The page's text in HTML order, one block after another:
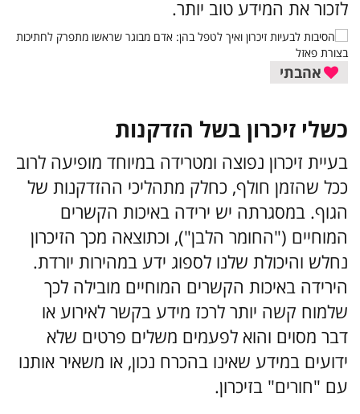
לזכור את המידע טוב יותר.
אהבתי
כשלי זיכרון בשל הזדקנות
בעיית זיכרון נפוצה ומטרידה במיוחד מופיעה לרוב
ככל שהזמן חולף, כחלק מתהליכי ההזדקנות של
הגוף. במסגרתה יש ירידה באיכות הקשרים
המוחיים ("החומר הלבן"), וכתוצאה מכך הזיכרון
נחלש והיכולת שלנו לספוג ידע במהירות יורדת.
הירידה באיכות הקשרים המוחיים מובילה לכך
שלמוח קשה יותר לרכז מידע בקשר לאירוע או
דבר מסוים והוא לפעמים משלים פרטים שלא
ידועים במידע שאינו בהכרח נכון, או משאיר אותנו
עם "חורים" בזיכרון.